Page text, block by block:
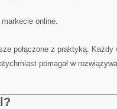
online.
połączone z praktyką. Każdy
pomagał w